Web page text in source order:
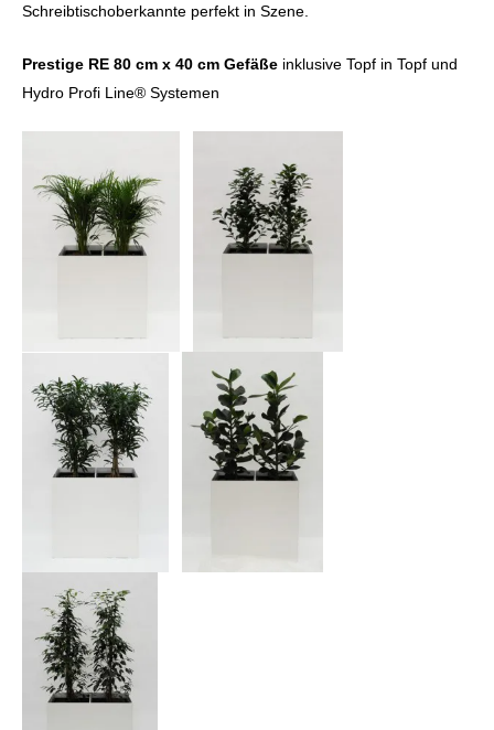
Schreibtischoberkannte perfekt in Szene.
Prestige RE 80 cm x 40 cm Gefäße inklusive Topf in Topf und
Hydro Profi Line® Systemen